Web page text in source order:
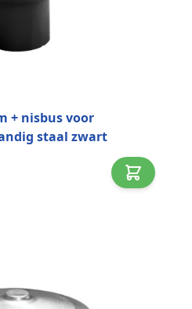
+ nisbus voor
staal zwart